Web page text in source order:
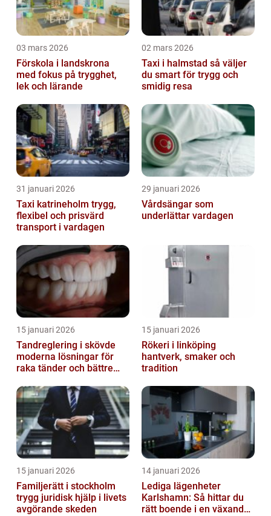
03 mars 2026
Förskola i landskrona
med fokus på trygghet,
lek och lärande
02 mars 2026
Taxi i halmstad så väljer
du smart för trygg och
smidig resa
31 januari 2026
Taxi katrineholm trygg,
flexibel och prisvärd
transport i vardagen
29 januari 2026
Vårdsängar som
underlättar vardagen
15 januari 2026
Tandreglering i skövde
moderna lösningar för
raka tänder och bättre
15 januari 2026
Rökeri i linköping
hantverk, smaker och
tradition
15 januari 2026
Familjerätt i stockholm
trygg juridisk hjälp i livets
avgörande skeden
14 januari 2026
Lediga lägenheter
Karlshamn: Så hittar du
rätt boende i en växande